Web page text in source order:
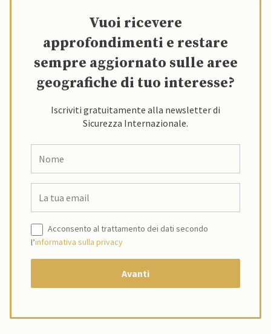
Vuoi ricevere
approfondimenti e restare
sempre aggiornato sulle aree
geografiche di tuo interesse?
Iscriviti gratuitamente alla newsletter di
Sicurezza Internazionale.
Acconsento al trattamento dei dati secondo
l’informativa sulla privacy